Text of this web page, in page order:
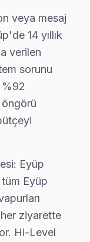
televizyonunuz
bakımı
için en
veya mesaj
14 yıllık
verilen
sorunu
%92
öngörü
Eyüp
Eyüp
ziyarette
Hi-Level